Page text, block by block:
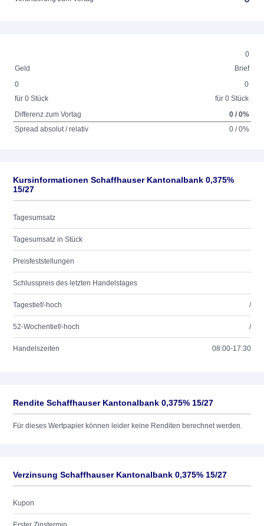
0
Geld
Brief
0
für 0 Stück
0
für 0 Stück
Differenz zum Vortag
0 / 0%
Spread absolut / relativ
0 / 0%
Kursinformationen Schaffhauser Kantonalbank 0,375%
15/27
Tagesumsatz
Tagesumsatz in Stück
Preisfeststellungen
Schlusspreis des letzten Handelstages
Tagestief/-hoch /
52-Wochentief/-hoch /
Handelszeiten 08:00-17:30
Rendite Schaffhauser Kantonalbank 0,375% 15/27
Für dieses Wertpapier können leider keine Renditen berechnet werden.
Verzinsung Schaffhauser Kantonalbank 0,375% 15/27
Kupon